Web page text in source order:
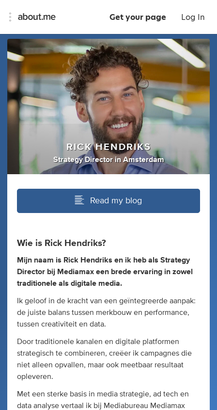
Get your page Log In
RICK HENDRIKS
Strategy Director inAmsterdam
Read my blog
Wie is Rick Hendriks?
Mijn naam is Rick Hendriks en ik heb als Strategy
Director bij Mediamax een brede ervaring in zowel
traditionele als digitale media.
Ik geloof in de kracht van een geïntegreerde aanpak:
de juiste balans tussen merkbouw en performance,
tussen creativiteit en data.
Door traditionele kanalen en digitale platformen
strategisch te combineren, creëer ik campagnes die
niet alleen opvallen, maar ook meetbaar resultaat
opleveren.
Met een sterke basis in media strategie, ad tech en
data analyse vertaal ik bij Mediabureau Mediamax